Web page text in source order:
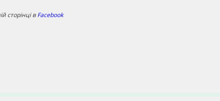
сторінці вFacebook